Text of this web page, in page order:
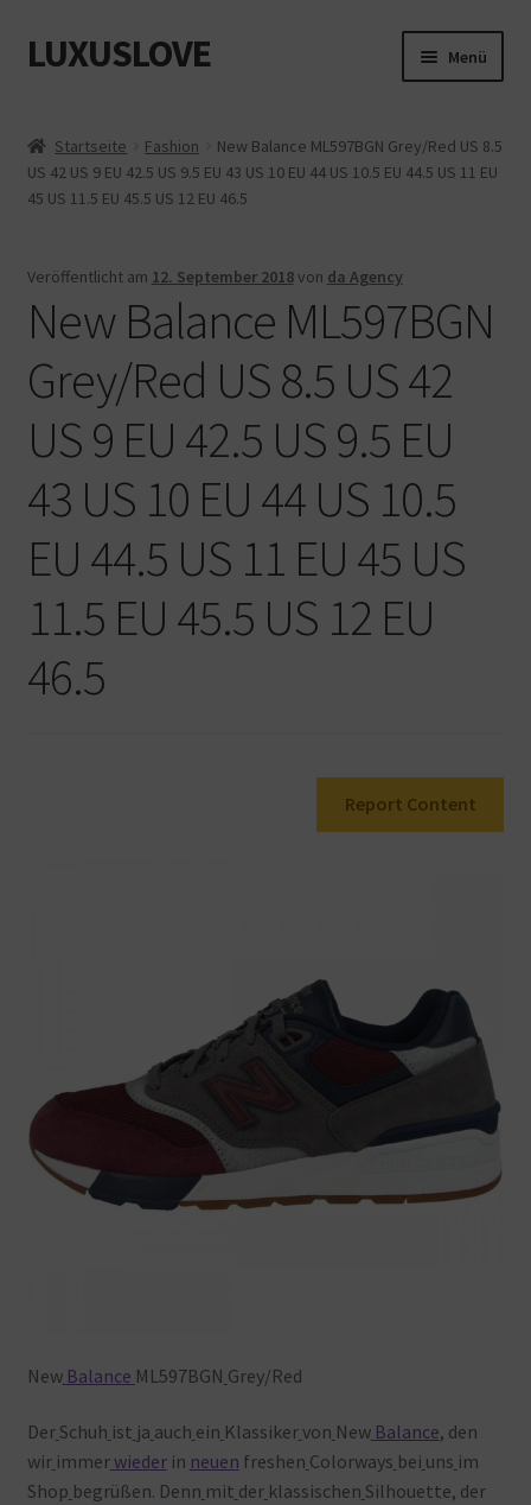
Zur
Navigation
Zum
Inhalt
LUXUSLOVE Menü
Cookie-Richtlinie (EU)
Impressum
Kasse
Mein Konto
Shop
Warenkorb
Startseite Fashion
New Balance ML597BGN Grey/Red US 8.5
US 42 US 9 EU 42.5 US 9.5 EU 43 US 10 EU 44 US 10.5 EU 44.5 US 11 EU
45 US 11.5 EU 45.5 US 12 EU 46.5
Veröffentlicht am 12. September 2018von da Agency
New Balance ML597BGN
Grey/Red US 8.5 US 42
US 9 EU 42.5 US 9.5 EU
43 US 10 EU 44 US 10.5
EU 44.5 US 11 EU 45 US
11.5 EU 45.5 US 12 EU
46.5
Report Content
New Balance ML597BGN Grey/Red
Der Schuh ist ja auch ein Klassikervon New Balance, den
wir immerwiederin neuen freshen Colorways bei uns im
Shop begrüßen. Denn mit der klassischen Silhouette, der